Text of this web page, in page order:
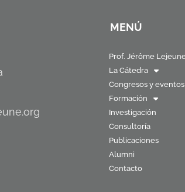
MENÚ
Prof. Jérôme
La Cátedra
Congresos y eventos
Formación
Investigación
Consultoría
Publicaciones
Alumni
Contacto